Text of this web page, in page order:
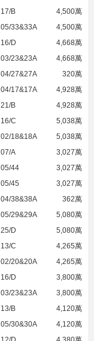
17/B
4,500萬
05/33&33A
4,500萬
16/D
4,668萬
03/23&23A
4,668萬
04/27&27A
320萬
04/17&17A
4,928萬
21/B
4,928萬
16/C
5,038萬
02/18&18A
5,038萬
07/A
3,027萬
05/44
3,027萬
05/45
3,027萬
04/38&38A
362萬
05/29&29A
5,080萬
25/D
5,080萬
13/C
4,265萬
02/20&20A
4,265萬
16/D
3,800萬
03/23&23A
3,800萬
13/B
4,120萬
05/30&30A
4,120萬